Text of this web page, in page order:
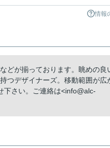
情報
どが揃っております。眺めの良
つデザイナーズ。移動範囲が広
下さい。ご連絡は<info@alc-